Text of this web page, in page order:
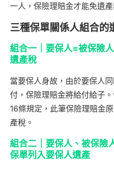
一人，保險理賠金才能免遺產
三種保單關係人組合的
組合一｜要保人=被保險
遺產稅
當要保人身故，由於要保人
付，保險理賠金將給付給子
16條規定，此筆保險理賠金
產稅。
組合二｜要保人、被保險
保單列入要保人遺產